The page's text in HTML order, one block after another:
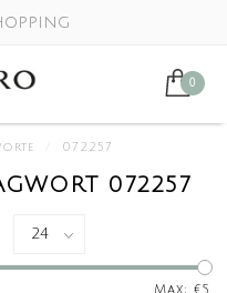
0
072257
072257